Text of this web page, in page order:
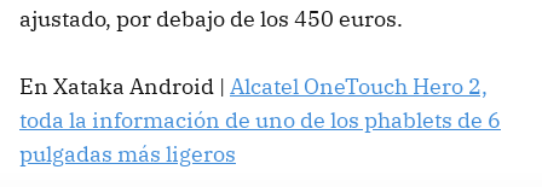
ajustado, por debajo de los 450 euros.
En Xataka Android | Alcatel OneTouch Hero 2,
toda la información de uno de los phablets de 6
pulgadas más ligeros